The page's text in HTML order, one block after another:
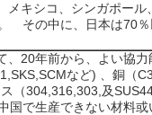
キシコ、シンガポール
その中に、日本は70
20年前から、よい協
など) 、銅（
（304,316,303,及
国で生産できない材料